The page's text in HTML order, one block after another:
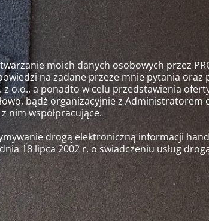
moich danych osobowych przez
na zadane przeze mnie pytania
z o.o., a ponadto w celu przedstawienia
bądź organizacyjnie z Administratorem
nim współpracujące.
drogą elektroniczną informacji
18 lipca 2002 r. o świadczeniu usług